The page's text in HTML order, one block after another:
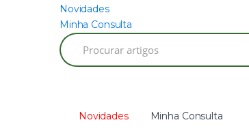
Novidades
Minha Consulta
Search
for:
Novidades Minha Consulta